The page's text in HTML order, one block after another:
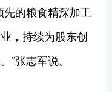
的粮食精深加工
，持续为股东创
”张志军说。